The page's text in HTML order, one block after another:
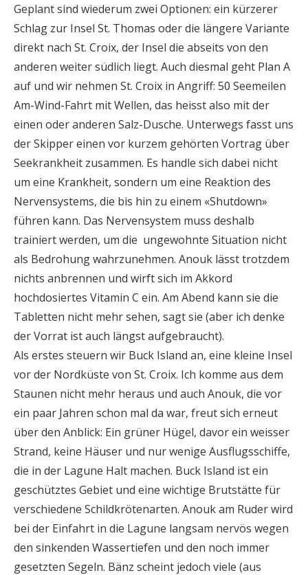
Geplant sind wiederum zwei Optionen: ein kürzerer
Schlag zur Insel St. Thomas oder die längere Variante
direkt nach St. Croix, der Insel die abseits von den
anderen weiter südlich liegt. Auch diesmal geht Plan A
auf und wir nehmen St. Croix in Angriff: 50 Seemeilen
Am-Wind-Fahrt mit Wellen, das heisst also mit der
einen oder anderen Salz-Dusche. Unterwegs fasst uns
der Skipper einen vor kurzem gehörten Vortrag über
Seekrankheit zusammen. Es handle sich dabei nicht
um eine Krankheit, sondern um eine Reaktion des
Nervensystems, die bis hin zu einem «Shutdown»
führen kann. Das Nervensystem muss deshalb
trainiert werden, um die ungewohnte Situation nicht
als Bedrohung wahrzunehmen. Anouk lässt trotzdem
nichts anbrennen und wirft sich im Akkord
hochdosiertes Vitamin C ein. Am Abend kann sie die
Tabletten nicht mehr sehen, sagt sie (aber ich denke
der Vorrat ist auch längst aufgebraucht).
Als erstes steuern wir Buck Island an, eine kleine Insel
vor der Nordküste von St. Croix. Ich komme aus dem
Staunen nicht mehr heraus und auch Anouk, die vor
ein paar Jahren schon mal da war, freut sich erneut
über den Anblick: Ein grüner Hügel, davor ein weisser
Strand, keine Häuser und nur wenige Ausflugsschiffe,
die in der Lagune Halt machen. Buck Island ist ein
geschütztes Gebiet und eine wichtige Brutstätte für
verschiedene Schildkrötenarten. Anouk am Ruder wird
bei der Einfahrt in die Lagune langsam nervös wegen
den sinkenden Wassertiefen und den noch immer
gesetzten Segeln. Bänz scheint jedoch viele (aus